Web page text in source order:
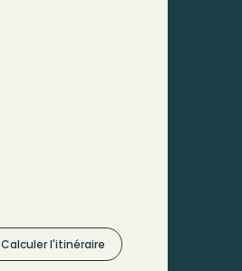
Calculer l'itinéraire